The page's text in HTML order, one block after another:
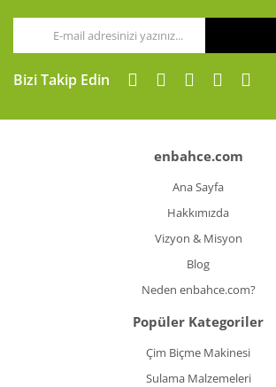
Bizi Takip Edin
enbahce.com
Ana Sayfa
Hakkımızda
Vizyon & Misyon
Blog
Neden enbahce.com?
Popüler Kategoriler
Çim Biçme Makinesi
Sulama Malzemeleri